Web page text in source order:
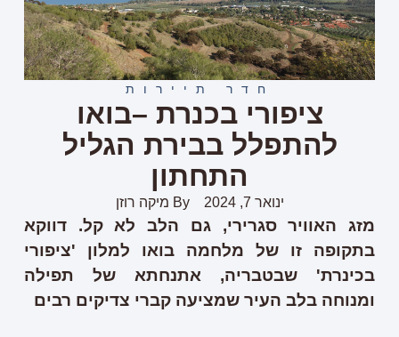
חדר תיירות
ציפורי בכנרת –בואו
להתפלל בבירת הגליל
התחתון
ינואר 7, 2024 By מיקה רוזן
מזג האוויר סגרירי, גם הלב לא קל. דווקא
בתקופה זו של מלחמה בואו למלון 'ציפורי
בכינרת' שבטבריה, אתנחתא של תפילה
ומנוחה בלב העיר שמציעה קברי צדיקים רבים